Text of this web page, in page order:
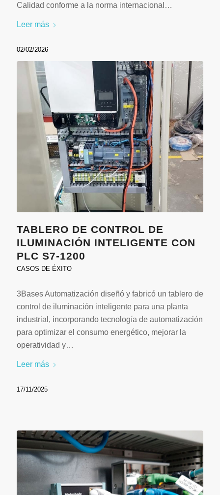
Calidad conforme a la norma internacional…
Leer más
02/02/2026
TABLERO DE CONTROL DE
ILUMINACIÓN INTELIGENTE CON
PLC S7-1200
CASOS DE ÉXITO
3Bases Automatización diseñó y fabricó un tablero de
control de iluminación inteligente para una planta
industrial, incorporando tecnología de automatización
para optimizar el consumo energético, mejorar la
operatividad y…
Leer más
17/11/2025